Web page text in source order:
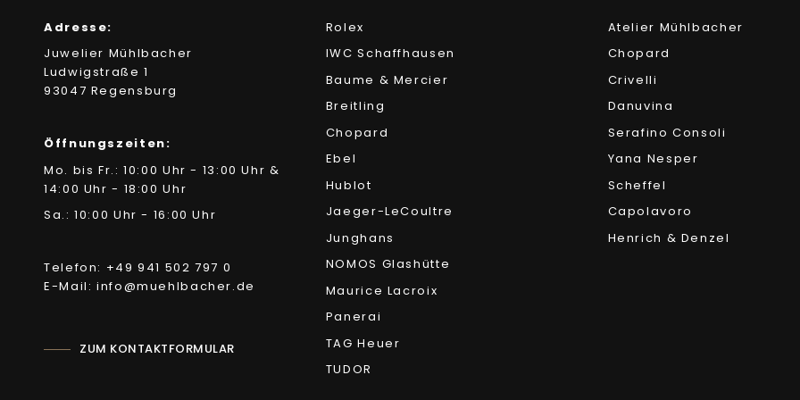
Adresse:
Juwelier Mühlbacher
Ludwigstraße 1
93047 Regensburg
Öffnungszeiten:
Mo. bis Fr.: 10:00 Uhr - 13:00 Uhr &
14:00 Uhr - 18:00 Uhr
Sa.: 10:00 Uhr - 16:00 Uhr
Telefon: +49 941 502 797 0
E-Mail: info@muehlbacher.de
ZUM KONTAKTFORMULAR
Rolex
IWC Schaffhausen
Baume & Mercier
Breitling
Chopard
Ebel
Hublot
Jaeger-LeCoultre
Junghans
NOMOS Glashütte
Maurice Lacroix
Panerai
TAG Heuer
TUDOR
Atelier Mühlbacher
Chopard
Crivelli
Danuvina
Serafino Consoli
Yana Nesper
Scheffel
Capolavoro
Henrich & Denzel